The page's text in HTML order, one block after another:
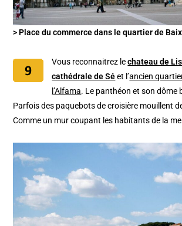
> Place du commerce dans le quartier de
Vous reconnaitrez lechateau de
cathédrale de Séet l’ancien
l’Alfama. Le panthéon et son dôme
Parfois des paquebots de croisière mouillent
Comme un mur coupant les habitants de la